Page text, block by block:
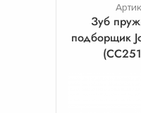
Зуб
подборщик